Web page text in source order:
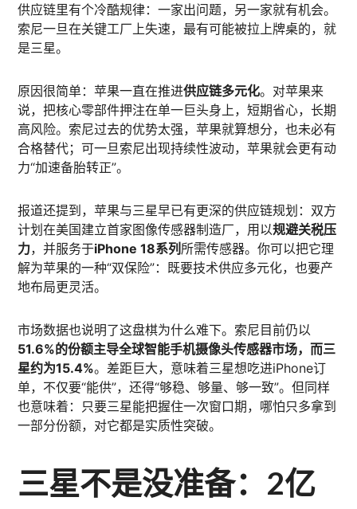
供应链里有个冷酷规律：一家出问题，另一家就有机会。
索尼一旦在关键工厂上失速，最有可能被拉上牌桌的，就
是三星。
原因很简单：苹果一直在推进供应链多元化。对苹果来
说，把核心零部件押注在单一巨头身上，短期省心，长期
高风险。索尼过去的优势太强，苹果就算想分，也未必有
合格替代；可一旦索尼出现持续性波动，苹果就会更有动
力“加速备胎转正”。
报道还提到，苹果与三星早已有更深的供应链规划：双方
计划在美国建立首家图像传感器制造厂，用以规避关税压
力，并服务于iPhone 18系列 所需传感器。你可以把它理
解为苹果的一种“双保险”：既要技术供应多元化，也要产
地布局更灵活。
市场数据也说明了这盘棋为什么难下。索尼目前仍以
51.6%的份额主导全球智能手机摄像头传感器市场，而三
星约为15.4%。差距巨大，意味着三星想吃进iPhone订
单，不仅要“能供”，还得“够稳、够量、够一致”。但同样
也意味着：只要三星能把握住一次窗口期，哪怕只多拿到
一部分份额，对它都是实质性突破。
三星不是没准备：2亿